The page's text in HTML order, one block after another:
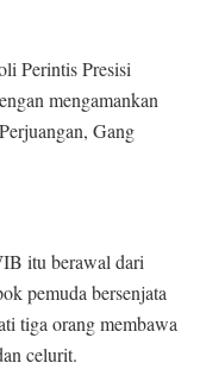
Perintis Presisi
mengamankan
Gang
itu berawal dari
pemuda bersenjata
tiga orang membawa
celurit.